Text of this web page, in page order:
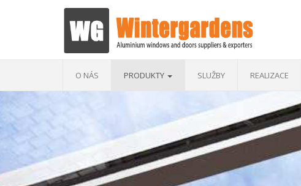
O NÁS PRODUKTY SLUŽBY REALIZACE